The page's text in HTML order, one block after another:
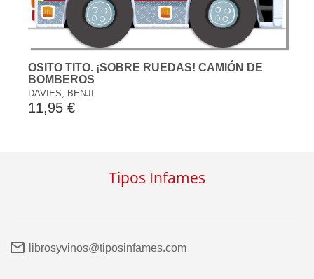
OSITO TITO. ¡SOBRE RUEDAS! CAMIÓN DE
BOMBEROS
DAVIES, BENJI
11,95 €
Tipos Infames
librosyvinos@tiposinfames.com